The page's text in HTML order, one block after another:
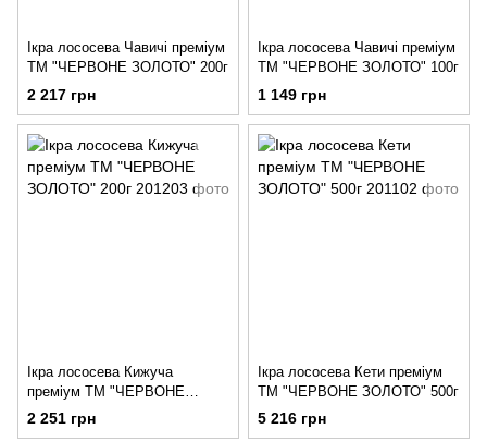
Ікра лососева Чавичі преміум
ТМ "ЧЕРВОНЕ ЗОЛОТО" 200г
2 217 грн
Ікра лососева Чавичі преміум
ТМ "ЧЕРВОНЕ ЗОЛОТО" 100г
1 149 грн
Ікра лососева Кижуча
преміум ТМ "ЧЕРВОНЕ
ЗОЛОТО" 200г
2 251 грн
Ікра лососева Кети преміум
ТМ "ЧЕРВОНЕ ЗОЛОТО" 500г
5 216 грн